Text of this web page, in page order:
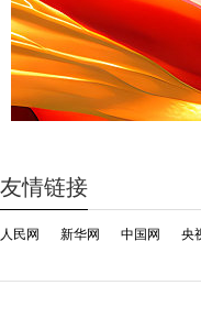
友情链接
人民网 新华网 中国网 央